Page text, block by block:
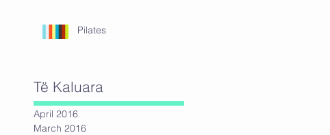
Pilates
Të Kaluara
April 2016
March 2016